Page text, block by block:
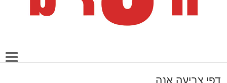
דפי צביעה אנה